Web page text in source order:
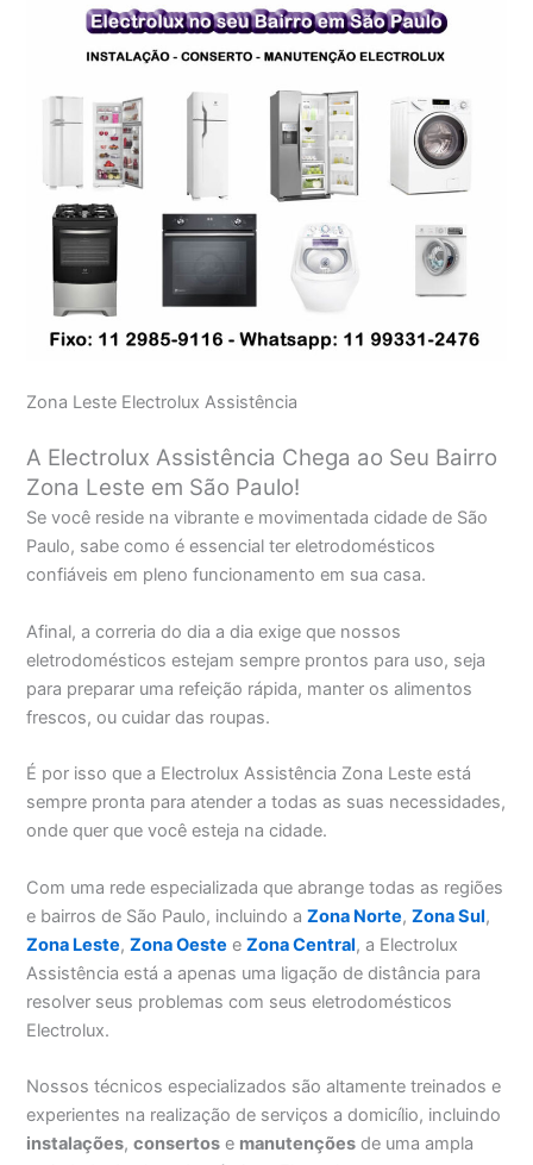
Zona Leste Electrolux Assistência
A Electrolux Assistência Chega ao Seu Bairro
Zona Leste em São Paulo!
Se você reside na vibrante e movimentada cidade de São
Paulo, sabe como é essencial ter eletrodomésticos
confiáveis em pleno funcionamento em sua casa.
Afinal, a correria do dia a dia exige que nossos
eletrodomésticos estejam sempre prontos para uso, seja
para preparar uma refeição rápida, manter os alimentos
frescos, ou cuidar das roupas.
É por isso que a Electrolux Assistência Zona Leste está
sempre pronta para atender a todas as suas necessidades,
onde quer que você esteja na cidade.
Com uma rede especializada que abrange todas as regiões
e bairros de São Paulo, incluindo aZona Norte,Zona Sul,
Zona Leste,Zona Oeste eZona Central, a Electrolux
Assistência está a apenas uma ligação de distância para
resolver seus problemas com seus eletrodomésticos
Electrolux.
Nossos técnicos especializados são altamente treinados e
experientes na realização de serviços a domicílio, incluindo
instalações,consertos e manutenções de uma ampla